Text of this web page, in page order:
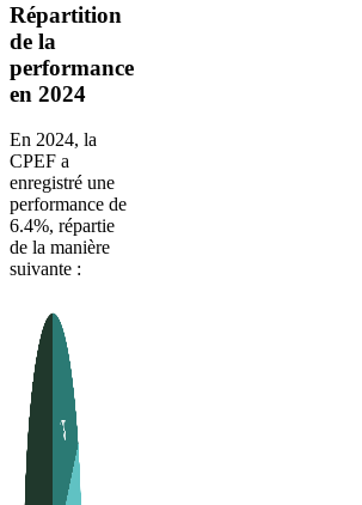
Répartition
de la
performance
en 2024
En 2024, la
CPEF a
enregistré une
performance de
6.4%, répartie
de la manière
suivante :